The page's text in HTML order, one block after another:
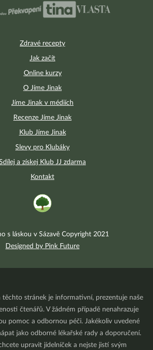
Zdravé recepty
Jak začít
Online kurzy
O Jíme Jinak
Jíme Jinak v médiích
Recenze Jíme Jinak
Klub Jíme Jinak
Slevy pro Klubáky
a získej Klub JJ zdarma
Kontakt
s láskou v Sázavě Copyright 2021
Designed by Pink Future
těchto stránek je informativní, prezentuje naše
čtenářů. V žádném případě nenahrazuje
pomoc a odbornou péči. Jakékoliv uvedené
jako odborné lékařské rady a doporučení.
upravit jídelníček a nejste jistí svým